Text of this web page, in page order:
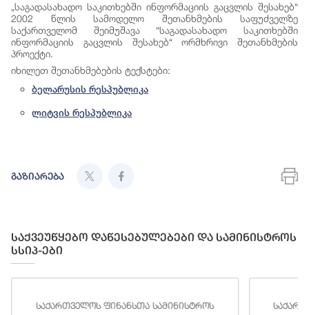
„საგადასახადო საკითხებში ინფორმაციის გაცვლის შესახებ“
2002 წლის სამოდელო შეთანხმების საფუძველზე
საქართველომ შეიმუშავა “საგადასახადო საკითხებში
ინფორმაციის გაცვლის შესახებ“ ორმხრივი შეთანხმების
პროექტი.
იხილეთ შეთანხმებების ტექსტები:
ბელარუსის რესპუბლიკა
ლიტვის რესპუბლიკა
გაზიარება
საქვეუწყებო დაწესებულებები და სამინისტროს
სსიპ-ები
საქართველოს ფინანსთა სამინისტროს